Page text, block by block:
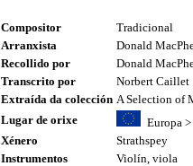
Compositor
Tradicional
Arranxista
Donald
Recollido por
Donald
Transcrito por
Norbert Caillet
Extraída da colección A Selection of
Lugar de orixe
Europa>
Xénero
Strathspey
Instrumentos
Violín,viola